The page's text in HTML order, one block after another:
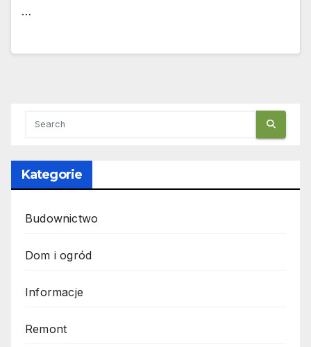
…
Kategorie
Budownictwo
Dom i ogród
Informacje
Remont